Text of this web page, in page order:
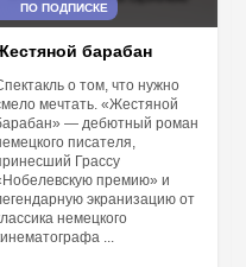
ПО ПОДПИСКЕ
барабан
о том, что нужно
мечтать. «Жестяной
— дебютный роман
писателя,
Грассу
премию» и
экранизацию от
немецкого
...